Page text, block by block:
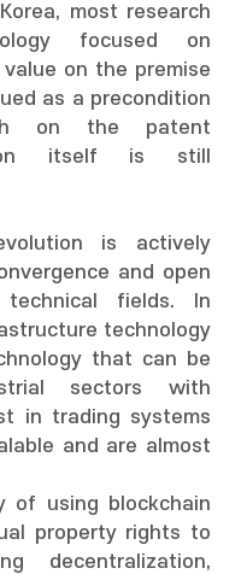
most research
focused on
on the premise
as a precondition
on the patent
itself is still
is actively
and open
fields. In
technology
that can be
sectors with
in trading systems
and are almost
of using blockchain
property rights to
decentralization,